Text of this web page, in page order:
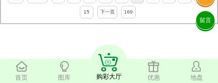
首页 图库 购彩大厅 优惠 地盘
留言
15 下一页 169